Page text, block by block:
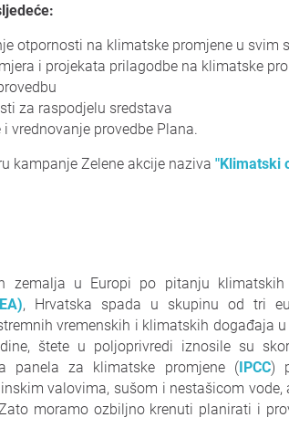
otpornosti na klimatske promjene u svim
i projekata prilagodbe na klimatske
za raspodjelu sredstava
vrednovanje provedbe Plana.
kampanje Zelene akcije naziva "Klimatski
zemalja u Europi po pitanju klimatskih
, Hrvatska spada u skupinu od tri
vremenskih i klimatskih događaja
štete u poljoprivredi iznosile su
panela za klimatske promjene (IPCC)
valovima, sušom i nestašicom
moramo ozbiljno krenuti planirati i